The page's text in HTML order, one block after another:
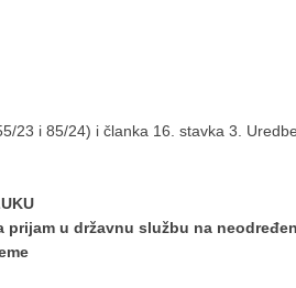
i 85/24) i članka 16. stavka 3.
u državnu službu na